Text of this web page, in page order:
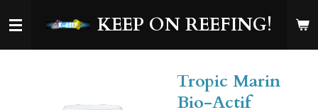
direct
KEEP ON REEFING!
Tropic Marin
Bio-Actif